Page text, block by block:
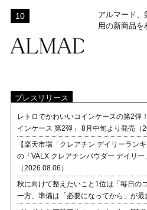
アルマード、
用の新商品を
プレスリリース
レトロでかわいいコインケースの第2弾
インケース 第2弾」 8月中旬より発売（
【楽天市場「クレアチン デイリーラン
の「VALX クレアチンパウダー デイリ
（2026.08.06）
秋に向けて整えたいこと1位は「毎日の
一方、準備は「必要になってから」が最